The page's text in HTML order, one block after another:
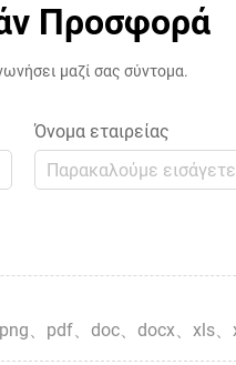
Προσφορά
μαζί σας σύντομα.
Όνομα εταιρείας
、pdf、doc、docx、xls